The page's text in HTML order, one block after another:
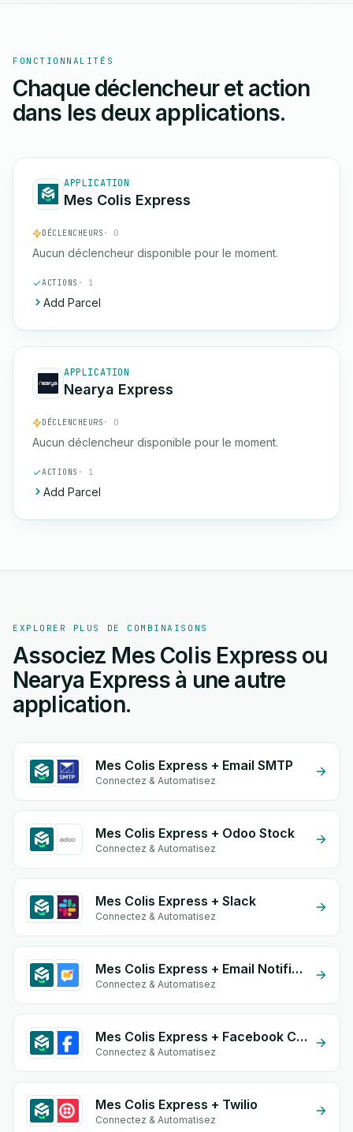
FONCTIONNALITÉS
Chaque déclencheur et action
dans les deux applications.
APPLICATION
Mes Colis Express
DÉCLENCHEURS · 0
Aucun déclencheur disponible pour le moment.
ACTIONS · 1
Add Parcel
APPLICATION
Nearya Express
DÉCLENCHEURS · 0
Aucun déclencheur disponible pour le moment.
ACTIONS · 1
Add Parcel
EXPLORER PLUS DE COMBINAISONS
Associez Mes Colis Express ou
Nearya Express à une autre
application.
Mes Colis Express + Email SMTP
Connectez & Automatisez
Mes Colis Express + Odoo Stock
Connectez & Automatisez
Mes Colis Express + Slack
Connectez & Automatisez
Mes Colis Express + Email Notifications by eGrow
Connectez & Automatisez
Mes Colis Express + Facebook Conversion API (CAPI)
Connectez & Automatisez
Mes Colis Express + Twilio
Connectez & Automatisez